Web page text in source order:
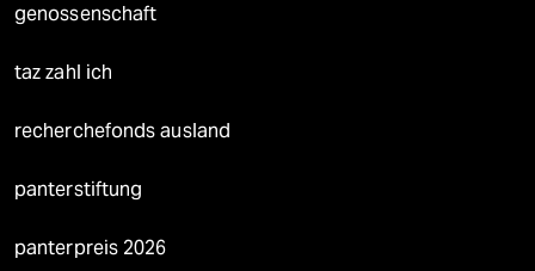
genossenschaft
taz zahl ich
recherchefonds ausland
panterstiftung
panterpreis 2026